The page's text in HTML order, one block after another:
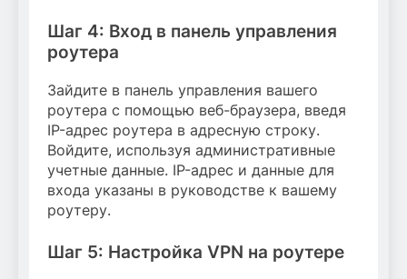
Шаг 4: Вход в панель управления
роутера
Зайдите в панель управления вашего
роутера с помощью веб-браузера, введя
IP-адрес роутера в адресную строку.
Войдите, используя административные
учетные данные. IP-адрес и данные для
входа указаны в руководстве к вашему
роутеру.
Шаг 5: Настройка VPN на роутере